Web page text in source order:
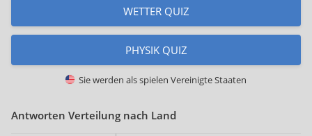
WETTER QUIZ
PHYSIK QUIZ
Sie werden als spielen Vereinigte Staaten
Antworten Verteilung nach Land